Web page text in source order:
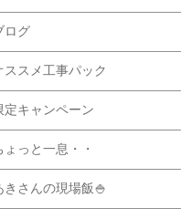
ログ
ススメ工事パック
定キャンペーン
ょっと一息・・
きさんの現場飯🍚